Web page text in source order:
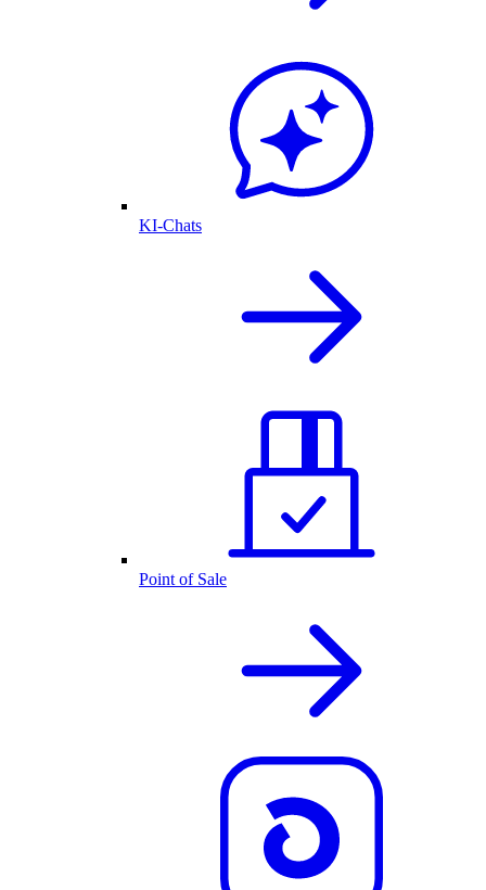
KI-Chats
Point of Sale